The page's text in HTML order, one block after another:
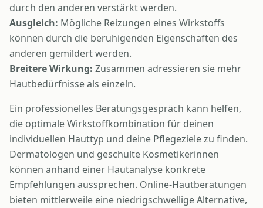
durch den anderen verstärkt werden.
Ausgleich: Mögliche Reizungen eines Wirkstoffs
können durch die beruhigenden Eigenschaften des
anderen gemildert werden.
Breitere Wirkung: Zusammen adressieren sie mehr
Hautbedürfnisse als einzeln.
Ein professionelles Beratungsgespräch kann helfen,
die optimale Wirkstoffkombination für deinen
individuellen Hauttyp und deine Pflegeziele zu finden.
Dermatologen und geschulte Kosmetikerinnen
können anhand einer Hautanalyse konkrete
Empfehlungen aussprechen. Online-Hautberatungen
bieten mittlerweile eine niedrigschwellige Alternative,